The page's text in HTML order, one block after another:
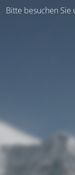
Bitte besuchen Sie